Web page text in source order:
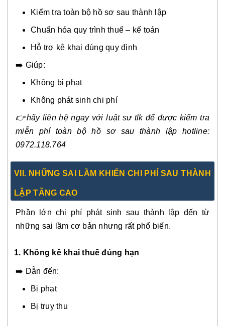
Kiểm tra toàn bộ hồ sơ sau thành lập
Chuẩn hóa quy trình thuế – kế toán
Hỗ trợ kê khai đúng quy định
➡️ Giúp:
Không bị phạt
Không phát sinh chi phí
👉hãy liên hệ ngay với luật sư tlk để được kiểm tra
miễn phí toàn bộ hồ sơ sau thành lập hotline:
0972.118.764
VI I. NHỮNG SAI LẦM KHIẾN CHI PHÍ SAU THÀNH
LẬP TĂNG CAO
Phần lớn chi phí phát sinh sau thành lập đến từ
những sai lầm cơ bản nhưng rất phổ biến.
1. Không kê khai thuế đúng hạn
➡️ Dẫn đến:
Bị phạt
Bị truy thu